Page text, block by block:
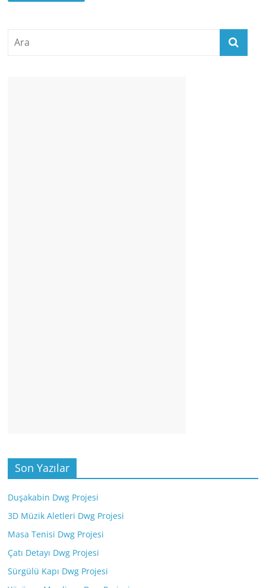
Son Yazılar
Duşakabin Dwg Projesi
3D Müzik Aletleri Dwg Projesi
Masa Tenisi Dwg Projesi
Çatı Detayı Dwg Projesi
Sürgülü Kapı Dwg Projesi